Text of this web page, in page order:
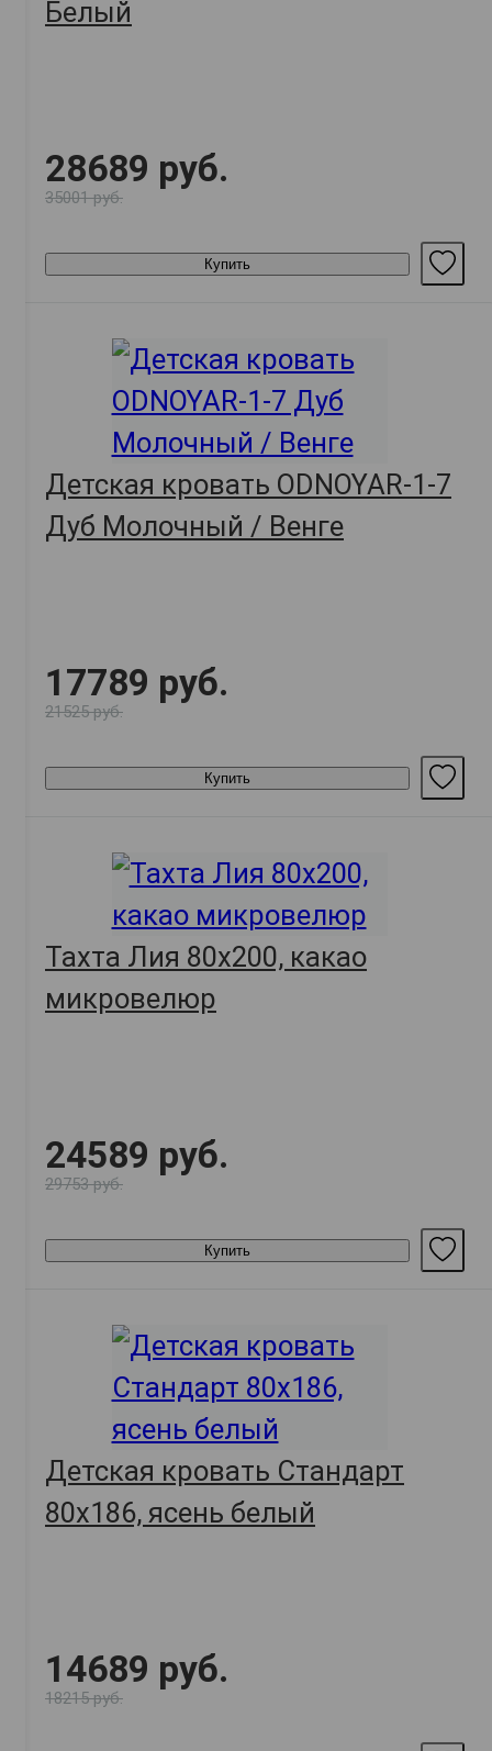
Белый
28689 руб.
35001 руб.
Купить
Детская кровать ODNOYAR-1-7
Дуб Молочный / Венге
17789 руб.
21525 руб.
Купить
Тахта Лия 80х200, какао
микровелюр
24589 руб.
29753 руб.
Купить
Детская кровать Стандарт
80х186, ясень белый
14689 руб.
18215 руб.